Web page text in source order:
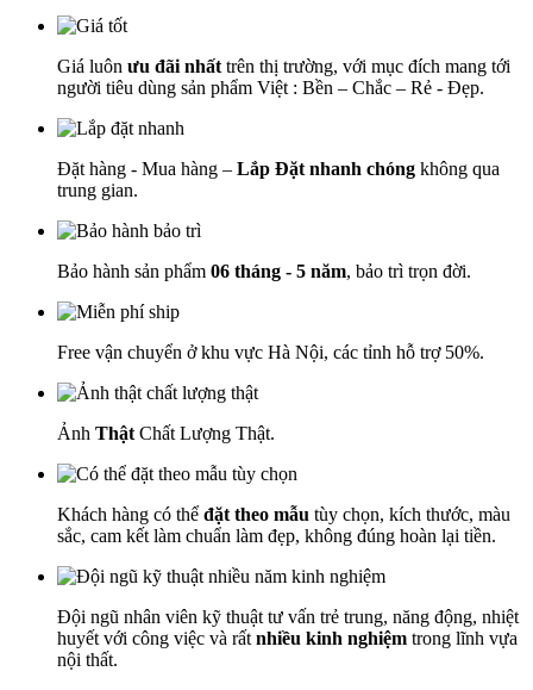
Giá luôn ưu đãi nhất trên thị trường, với mục đích mang tới
người tiêu dùng sản phẩm Việt : Bền – Chắc – Rẻ - Đẹp.
Đặt hàng - Mua hàng – Lắp Đặt nhanh chóng không qua
trung gian.
Bảo hành sản phẩm 06 tháng - 5 năm, bảo trì trọn đời.
Free vận chuyển ở khu vực Hà Nội, các tỉnh hỗ trợ 50%.
Ảnh Thật Chất Lượng Thật.
Khách hàng có thể đặt theo mẫu tùy chọn, kích thước, màu
sắc, cam kết làm chuẩn làm đẹp, không đúng hoàn lại tiền.
Đội ngũ nhân viên kỹ thuật tư vấn trẻ trung, năng động, nhiệt
huyết với công việc và rất nhiều kinh nghiệm trong lĩnh vựa
nội thất.